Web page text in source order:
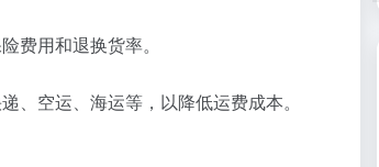
费用和退换货率。
、空运、海运等，以降低运费成本。